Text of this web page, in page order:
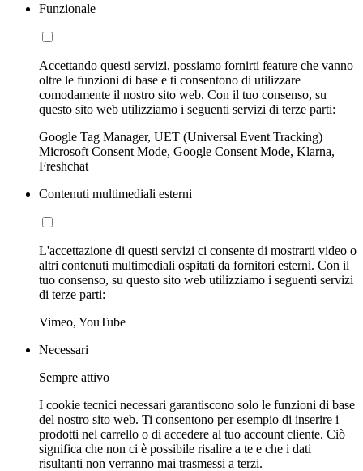
Funzionale
Accettando questi servizi, possiamo fornirti feature che vanno
oltre le funzioni di base e ti consentono di utilizzare
comodamente il nostro sito web. Con il tuo consenso, su
questo sito web utilizziamo i seguenti servizi di terze parti:
Google Tag Manager, UET (Universal Event Tracking)
Microsoft Consent Mode, Google Consent Mode, Klarna,
Freshchat
Contenuti multimediali esterni
L'accettazione di questi servizi ci consente di mostrarti video o
altri contenuti multimediali ospitati da fornitori esterni. Con il
tuo consenso, su questo sito web utilizziamo i seguenti servizi
di terze parti:
Vimeo, YouTube
Necessari
Sempre attivo
I cookie tecnici necessari garantiscono solo le funzioni di base
del nostro sito web. Ti consentono per esempio di inserire i
prodotti nel carrello o di accedere al tuo account cliente. Ciò
significa che non ci è possibile risalire a te e che i dati
risultanti non verranno mai trasmessi a terzi.